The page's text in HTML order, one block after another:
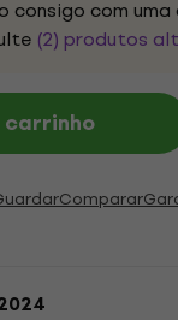
com
(2) produtos
Comparar